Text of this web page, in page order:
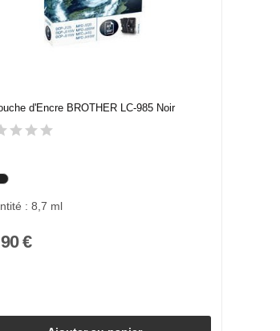
d'Encre BROTHER LC-985 Noir
: 8,7 ml
€